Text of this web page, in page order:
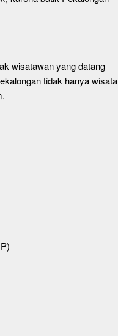
wisatawan yang datang
tidak hanya wisata